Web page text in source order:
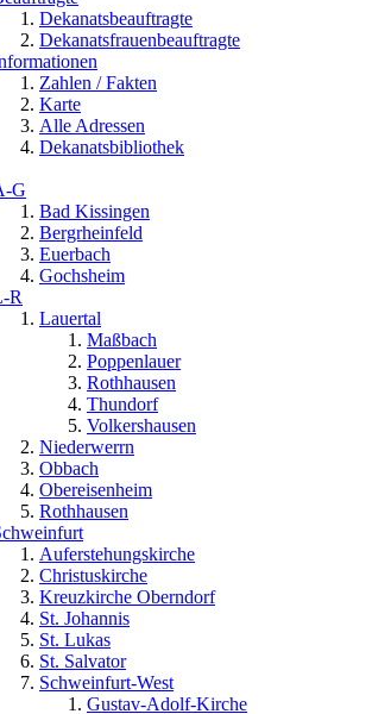
Dekanatsbeauftragte
Dekanatsfrauenbeauftragte
Zahlen / Fakten
Karte
Alle Adressen
Dekanatsbibliothek
G
Bad Kissingen
Bergrheinfeld
Euerbach
Gochsheim
R
Lauertal
Maßbach
Poppenlauer
Rothhausen
Thundorf
Volkershausen
Niederwerrn
Obbach
Obereisenheim
Rothhausen
Auferstehungskirche
Christuskirche
Kreuzkirche Oberndorf
St. Johannis
St. Lukas
St. Salvator
Schweinfurt-West
Gustav-Adolf-Kirche